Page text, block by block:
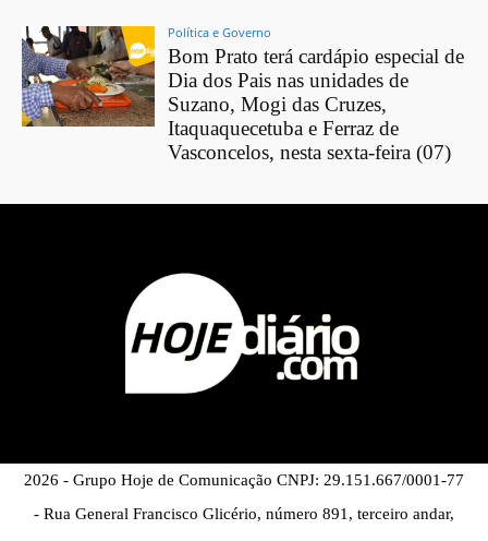
Política e Governo
Bom Prato terá cardápio especial de
Dia dos Pais nas unidades de
Suzano, Mogi das Cruzes,
Itaquaquecetuba e Ferraz de
Vasconcelos, nesta sexta-feira (07)
2026 - Grupo Hoje de Comunicação CNPJ: 29.151.667/0001-77
- Rua General Francisco Glicério, número 891, terceiro andar,